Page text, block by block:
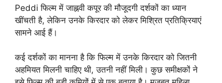
Peddi फिल्म में जाह्नवी कपूर की मौजूदगी दर्शकों का ध्यान
खींचती है, लेकिन उनके किरदार को लेकर मिश्रित प्रतिक्रियाएं
सामने आई हैं।
कई दर्शकों का मानना है कि फिल्म में उनके किरदार को जितनी
अहमियत मिलनी चाहिए थी, उतनी नहीं मिली। कुछ समीक्षकों ने